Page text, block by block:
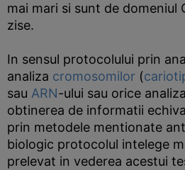
mai mari si sunt de domeniul
zise.
In sensul protocolului prin
analiza cromosomilor (
sau ARN-ului sau orice
obtinerea de informatii
prin metodele mentionate
biologic protocolul intelege
prelevat in vederea acestui